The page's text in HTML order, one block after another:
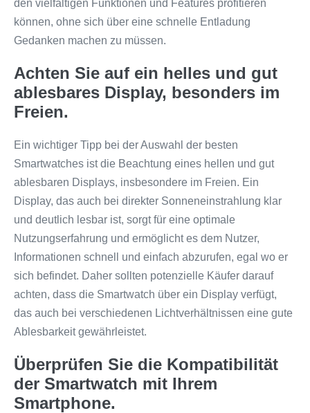
den vielfältigen Funktionen und Features profitieren
können, ohne sich über eine schnelle Entladung
Gedanken machen zu müssen.
Achten Sie auf ein helles und gut
ablesbares Display, besonders im
Freien.
Ein wichtiger Tipp bei der Auswahl der besten
Smartwatches ist die Beachtung eines hellen und gut
ablesbaren Displays, insbesondere im Freien. Ein
Display, das auch bei direkter Sonneneinstrahlung klar
und deutlich lesbar ist, sorgt für eine optimale
Nutzungserfahrung und ermöglicht es dem Nutzer,
Informationen schnell und einfach abzurufen, egal wo er
sich befindet. Daher sollten potenzielle Käufer darauf
achten, dass die Smartwatch über ein Display verfügt,
das auch bei verschiedenen Lichtverhältnissen eine gute
Ablesbarkeit gewährleistet.
Überprüfen Sie die Kompatibilität
der Smartwatch mit Ihrem
Smartphone.